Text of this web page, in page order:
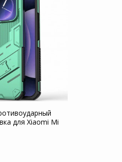
для Xiaomi Mi